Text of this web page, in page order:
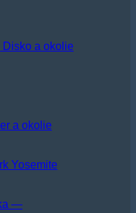
Disko a okolie
a okolie
Yosemite
—